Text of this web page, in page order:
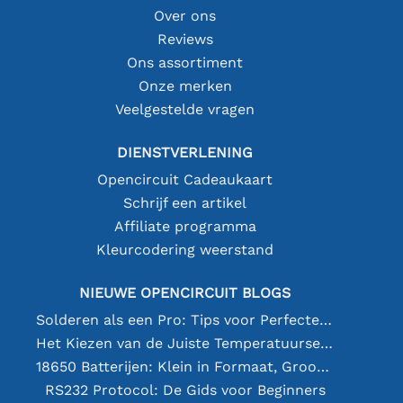
Over ons
Reviews
Ons assortiment
Onze merken
Veelgestelde vragen
DIENSTVERLENING
Opencircuit Cadeaukaart
Schrijf een artikel
Affiliate programma
Kleurcodering weerstand
NIEUWE OPENCIRCUIT BLOGS
Solderen als een Pro: Tips voor Perfecte Elektronische Verbindingen
Het Kiezen van de Juiste Temperatuursensor [youtube]
18650 Batterijen: Klein in Formaat, Groot in Prestatie
RS232 Protocol: De Gids voor Beginners